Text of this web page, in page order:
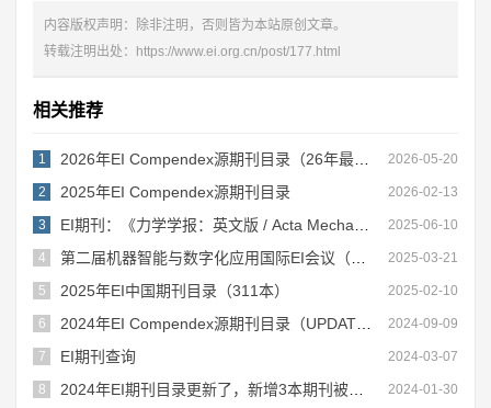
内容版权声明：除非注明，否则皆为本站原创文章。
转载注明出处： https://www.ei.org.cn/post/177.html
相关推荐
2026-05-20
1 2026年EI Compendex源期刊目录（26年最新版）
2026-02-13
2 2025年EI Compendex源期刊目录
2025-06-10
3 EI期刊：《力学学报：英文版 / Acta Mechanica Sinica》
2025-03-21
4 第二届机器智能与数字化应用国际EI会议（MIDA 2025）
2025-02-10
5 2025年EI中国期刊目录（311本）
2024-09-09
6 2024年EI Compendex源期刊目录（UPDATED August, 2024）！
2024-03-07
7 EI期刊查询
2024-01-30
8 2024年EI期刊目录更新了，新增3本期刊被停止收录（慎投）！